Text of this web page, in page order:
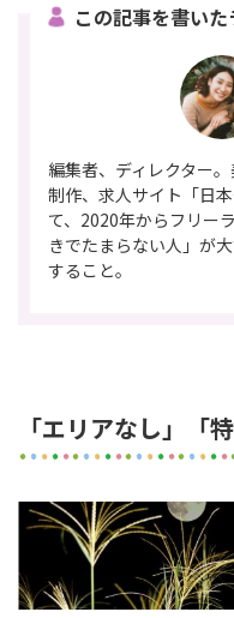
この記事を書いた
編集者、ディレクター
制作、求人サイト「日
て、2020年からフリー
きでたまらない人」が
すること。
「エリアなし」「